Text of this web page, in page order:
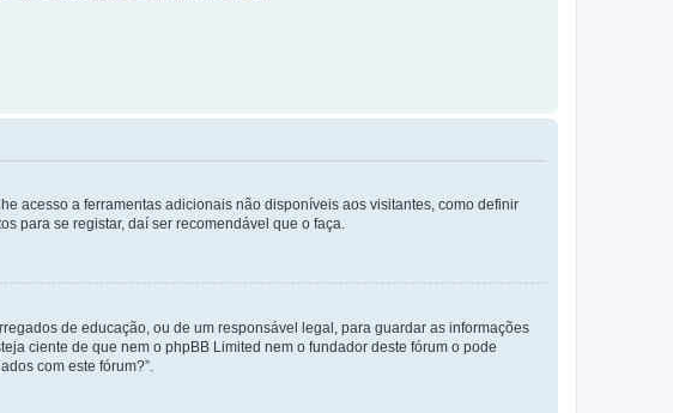
acesso a ferramentas adicionais não disponíveis aos visitantes, como definir
para se registar, daí ser recomendável que o faça.
de educação, ou de um responsável legal, para guardar as informações
ciente de que nem o phpBB Limited nem o fundador deste fórum o pode
com este fórum?”.